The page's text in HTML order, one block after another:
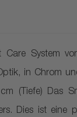
System
in Chrom
(Tiefe) Das
Dies ist